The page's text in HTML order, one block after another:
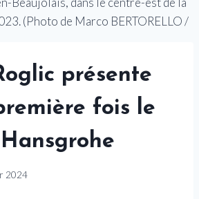
présente
fois le
2024